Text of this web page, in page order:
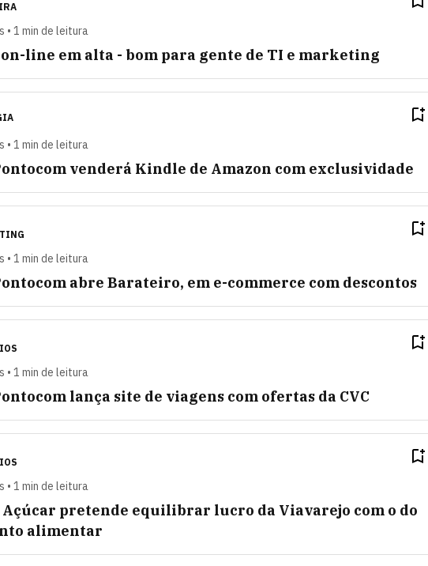
• 1 min de leitura
line em alta - bom para gente de TI e marketing
• 1 min de leitura
venderá Kindle de Amazon com exclusividade
• 1 min de leitura
abre Barateiro, em e-commerce com descontos
• 1 min de leitura
lança site de viagens com ofertas da CVC
• 1 min de leitura
Açúcar pretende equilibrar lucro da Viavarejo com o do
alimentar